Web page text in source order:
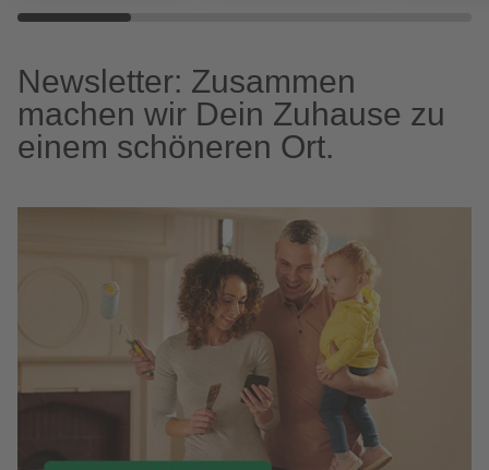
Newsletter: Zusammen
machen wir Dein Zuhause zu
einem schöneren Ort.